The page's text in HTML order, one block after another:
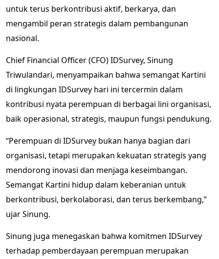
untuk terus berkontribusi aktif, berkarya, dan
mengambil peran strategis dalam pembangunan
nasional.
Chief Financial Officer (CFO) IDSurvey, Sinung
Triwulandari, menyampaikan bahwa semangat Kartini
di lingkungan IDSurvey hari ini tercermin dalam
kontribusi nyata perempuan di berbagai lini organisasi,
baik operasional, strategis, maupun fungsi pendukung.
“Perempuan di IDSurvey bukan hanya bagian dari
organisasi, tetapi merupakan kekuatan strategis yang
mendorong inovasi dan menjaga keseimbangan.
Semangat Kartini hidup dalam keberanian untuk
berkontribusi, berkolaborasi, dan terus berkembang,”
ujar Sinung.
Sinung juga menegaskan bahwa komitmen IDSurvey
terhadap pemberdayaan perempuan merupakan